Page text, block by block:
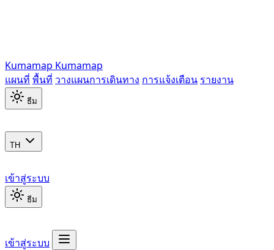
Kumamap Kumamap
แผนที่ พื้นที่ วางแผนการเดินทาง การแจ้งเตือน รายงาน
ธีม
TH
เข้าสู่ระบบ
ธีม
เข้าสู่ระบบ